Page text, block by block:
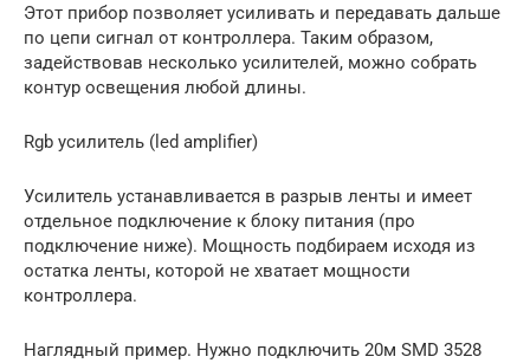
Этот прибор позволяет усиливать и передавать дальше
по цепи сигнал от контроллера. Таким образом,
задействовав несколько усилителей, можно собрать
контур освещения любой длины.
Rgb усилитель (led amplifier)
Усилитель устанавливается в разрыв ленты и имеет
отдельное подключение к блоку питания (про
подключение ниже). Мощность подбираем исходя из
остатка ленты, которой не хватает мощности
контроллера.
Наглядный пример. Нужно подключить 20м SMD 3528